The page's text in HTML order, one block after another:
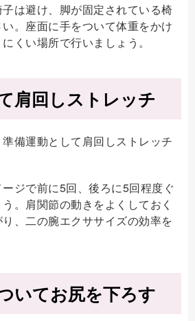
は避け、脚が固定されている椅
。座面に手をついて体重をかけ
くい場所で行いましょう。
肩回しストレッチ
備運動として肩回しストレッチ
ジで前に5回、後ろに5回程度ぐ
。肩関節の動きをよくしておく
、二の腕エクササイズの効率を
いてお尻を下ろす